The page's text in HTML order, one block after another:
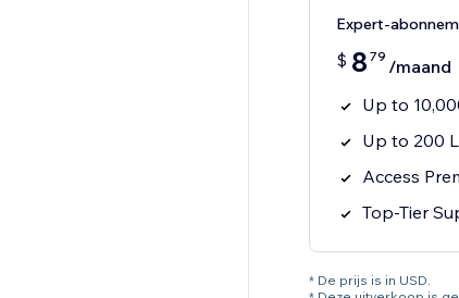
Expert-
$ 8 79 /maand
Up to
Up to 200
Access
Top-Tier
* De prijs is in USD.